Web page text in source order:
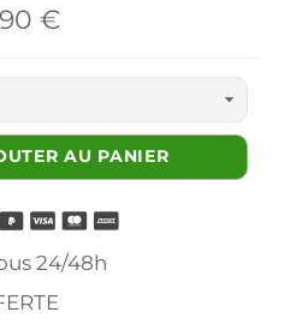
€
AU PANIER
24/48h